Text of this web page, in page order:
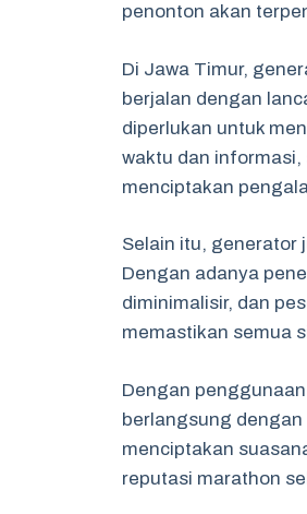
penonton akan
Di Jawa Timur,
berjalan dengan
diperlukan untuk
waktu dan
menciptakan
Selain itu, generator
Dengan adanya
diminimalisir, dan
memastikan semua
Dengan
berlangsung
menciptakan
reputasi marathon